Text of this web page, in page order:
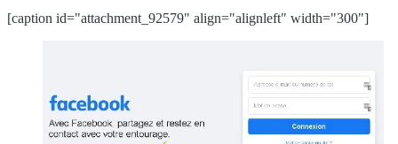
[caption id="attachment_92579" align="alignleft" width="300"]